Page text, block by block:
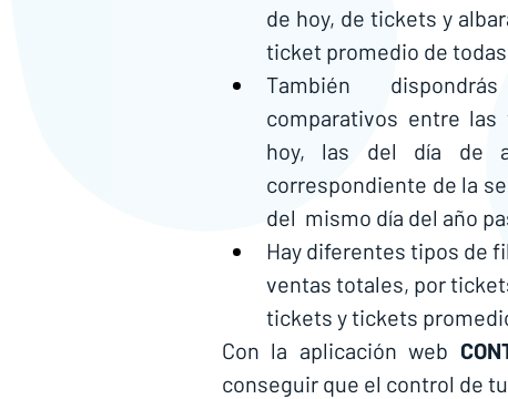
de hoy, de tickets y
ticket promedio de
También
comparativos entre
hoy, las del día de
correspondiente de la
del  mismo día del año
Hay diferentes tipos de
ventas totales, por
tickets y tickets
Con la aplicación web
conseguir que el control de